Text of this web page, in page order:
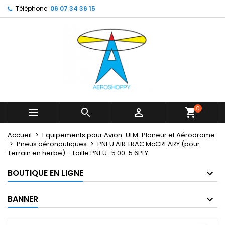
Téléphone: 06 07 34 36 15
   shopping_cart0
Accueil
Equipements pour Avion-ULM-Planeur et Aérodrome
Pneus aéronautiques
PNEU AIR TRAC McCREARY (pour
Terrain en herbe) - Taille PNEU : 5.00-5 6PLY
BOUTIQUE EN LIGNE
BANNER
My wishlists ×
Create new list
Créer une liste d'envies ×
Nom de la liste d'envies
Connexion ×
Vous devez être connecté pour ajouter des produits
Annuler